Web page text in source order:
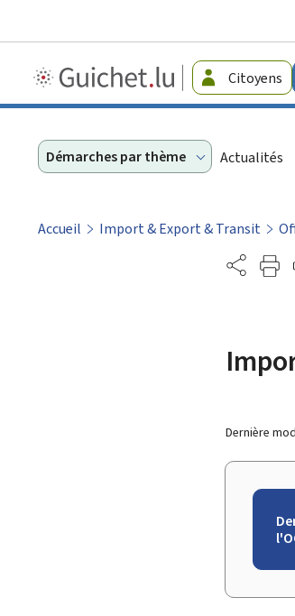
Guichet.lu
-
Citoyens
Démarches par thème Actualités
Accueil Import & Export & Transit
Partage
Dernière